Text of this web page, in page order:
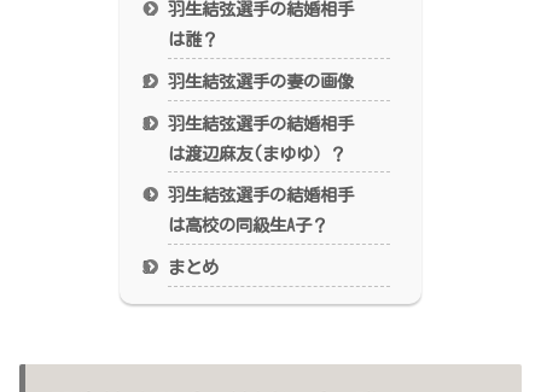
羽生結弦選手の結婚相手
は誰？
羽生結弦選手の妻の画像
羽生結弦選手の結婚相手
は渡辺麻友(まゆゆ）？
羽生結弦選手の結婚相手
は高校の同級生A子？
まとめ